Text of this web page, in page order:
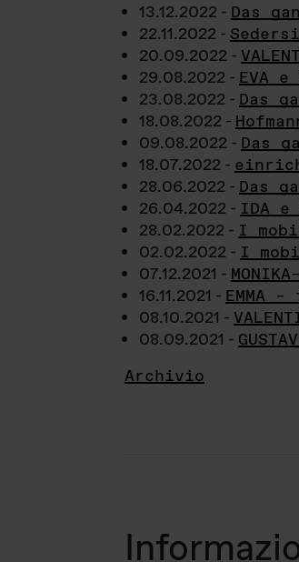
13.12.2022 - Das
22.11.2022 - Sedersi
20.09.2022 -
29.08.2022 - EVA
23.08.2022 - Das
18.08.2022 -
09.08.2022 - Das
18.07.2022 -
28.06.2022 - Das
26.04.2022 - IDA
28.02.2022 - I
02.02.2022 - I
07.12.2021 -
16.11.2021 -
08.10.2021 -
08.09.2021 -
Archivio